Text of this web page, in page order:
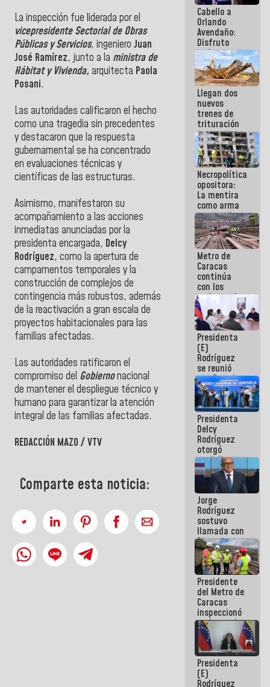
La inspección fue liderada por el
vicepresidente Sectorial de Obras
Públicas y Servicios, ingeniero Juan
José Ramírez, junto a la ministra de
Hábitat y Vivienda, arquitecta Paola
Posani.
Las autoridades calificaron el hecho
como una tragedia sin precedentes
y destacaron que la respuesta
gubernamental se ha concentrado
en evaluaciones técnicas y
científicas de las estructuras.
Asimismo, manifestaron su
acompañamiento a las acciones
inmediatas anunciadas por la
presidenta encargada, Delcy
Rodríguez, como la apertura de
campamentos temporales y la
construcción de complejos de
contingencia más robustos, además
de la reactivación a gran escala de
proyectos habitacionales para las
familias afectadas.
Las autoridades ratificaron el
compromiso del Gobiernonacional
de mantener el despliegue técnico y
humano para garantizar la atención
integral de las familias afectadas.
REDACCIÓN MAZO / VTV
Comparte esta noticia:
Cabello a
Orlando
Avendaño:
Disfruto
cada vez
que escribes
porque lo
que haces
es
embarrarla
Llegan dos
nuevos
trenes de
trituración
para
optimizar
manejo de
escombros
en La Guaira
Necropolítica
opositora:
La mentira
como arma
contra el
Pueblo
Metro de
Caracas
continúa
con los
trabajos de
mantenimiento
e inspección
en la Línea 2
Presidenta
(E)
Rodríguez
se reunió
con Estado
Mayor
Eléctrico
para
abordar
planes de
acción
Presidenta
Delcy
Rodríguez
otorgó
medalla
"Héroe de
Venezuela"
a servidores
públicos
Jorge
Rodríguez
sostuvo
llamada con
Dinorah
Figuera y
acuerdan
primer
encuentro
presencial
para el
diálogo
Presidente
del Metro de
Caracas
inspeccionó
trabajos de
rehabilitación
y
modernización
de la vía
férrea
Presidenta
(E)
Rodríguez